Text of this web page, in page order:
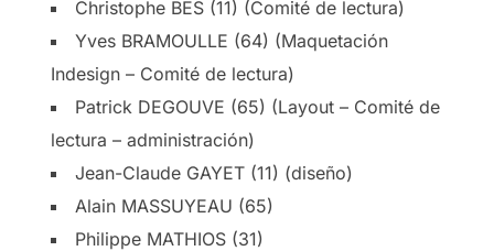
Christophe BES (11) (Comité de lectura)
Yves BRAMOULLE (64) (Maquetación
Indesign – Comité de lectura)
Patrick DEGOUVE (65) (Layout – Comité de
lectura – administración)
Jean-Claude GAYET (11) (diseño)
Alain MASSUYEAU (65)
Philippe MATHIOS (31)